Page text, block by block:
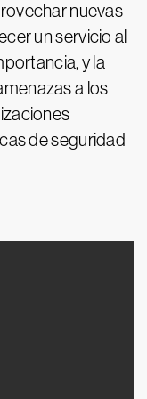
nuevas
un servicio al
y la
a los
de seguridad